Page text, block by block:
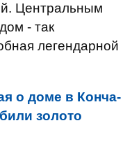
Центральным
- так
легендарной
о доме в Конча-
золото